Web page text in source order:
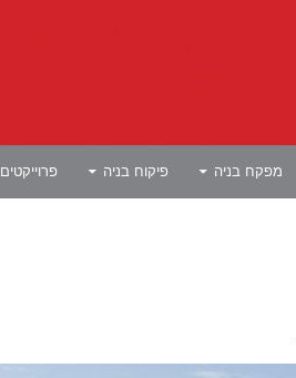
מפקח בניה פיקוח בניה פרוייקטים